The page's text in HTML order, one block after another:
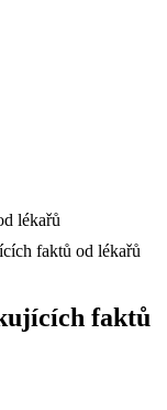
faktů od lékařů
faktů